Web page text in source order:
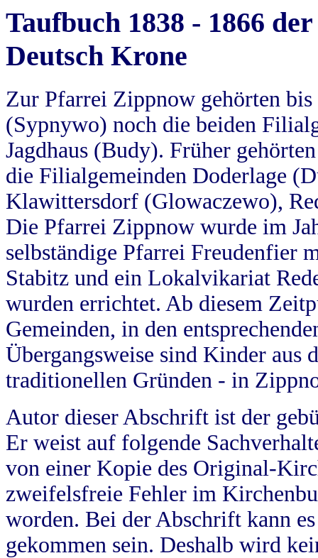
Taufbuch 1838 - 1866
Deutsch Krone
Zur Pfarrei Zippnow gehörten
(Sypnywo) noch die beiden
Jagdhaus (Budy). Früher
die Filialgemeinden Doderlage
Klawittersdorf (Glowaczewo),
Die Pfarrei Zippnow wurde im
selbständige Pfarrei Freudenfier
Stabitz und ein Lokalvikariat
wurden errichtet. Ab diesem
Gemeinden, in den
Übergangsweise sind Kinder aus
traditionellen Gründen - in
Autor dieser Abschrift ist der
Er weist auf folgende
von einer Kopie des Original-
zweifelsfreie Fehler im
worden. Bei der Abschrift kann
gekommen sein. Deshalb wird